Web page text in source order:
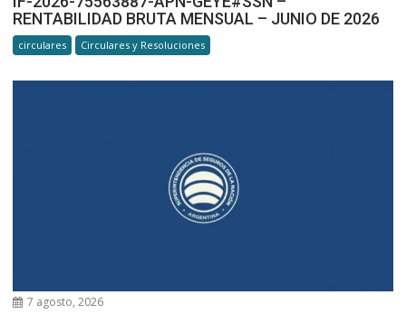
RENTABILIDAD BRUTA MENSUAL – JUNIO DE 2026
circulares Circulares y Resoluciones
7 agosto, 2026